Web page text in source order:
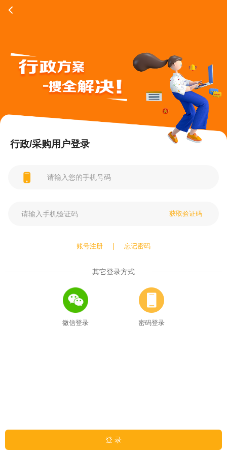
行政/采购用户登录
获取验证码
账号注册 忘记密码
登 录
其它登录方式
微信登录 密码登录